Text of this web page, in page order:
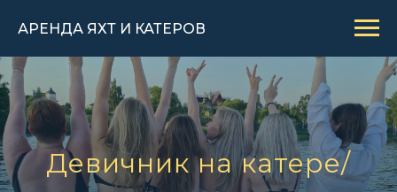
АРЕНДА ЯХТ И КАТЕРОВ
Девичник на катере/